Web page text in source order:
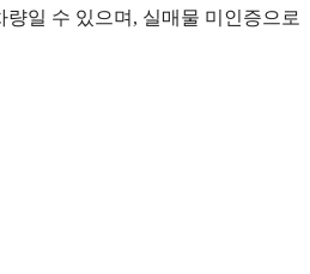
일 수 있으며, 실매물 미인증으로